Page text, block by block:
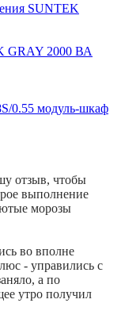
SUNTEK
GRAY 2000 ВА
0.55 модуль-шкаф
отзыв, чтобы
выполнение
морозы
во вполне
- управились с
а по
утро получил